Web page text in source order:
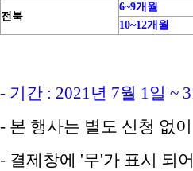
전북
6~9개월
10~12개월
- 기간 : 2021년 7월 1일 ~
- 본 행사는 별도 신청 없
- 결제창에 '무'가 표시 되